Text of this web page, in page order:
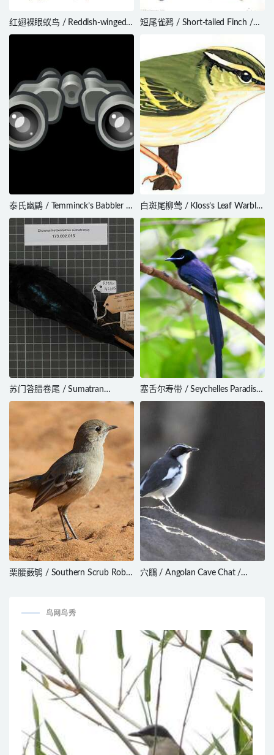
红翅裸眼蚁鸟 / Reddish-winged
Bare-eye / Phlegopsis
短尾雀鹀 / Short-tailed Finch /
泰氏幽鹛 / Temminck’s Babbler /
Pellorneum pyrrogenys
白斑尾柳莺 / Kloss’s Leaf Warbler
/ Phylloscopus ogilviegranti
苏门答腊卷尾 / Sumatran
Drongo / Dicrurus sumatranus
塞舌尔寿带 / Seychelles Paradise
Flycatcher / Terpsiphone corvina
栗腰薮鸲 / Southern Scrub Robin
穴䳭 / Angolan Cave Chat /
鸟网鸟秀